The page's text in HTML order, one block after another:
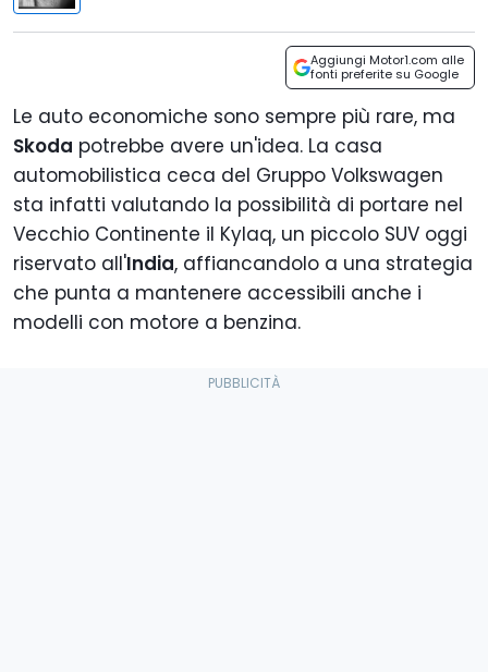
Aggiungi Motor1.com alle
fonti preferite su Google
Le auto economiche sono sempre più rare, ma
Skoda potrebbe avere un'idea. La casa
automobilistica ceca del Gruppo Volkswagen
sta infatti valutando la possibilità di portare nel
Vecchio Continente il Kylaq, un piccolo SUV oggi
riservato all'India, affiancandolo a una strategia
che punta a mantenere accessibili anche i
modelli con motore a benzina.